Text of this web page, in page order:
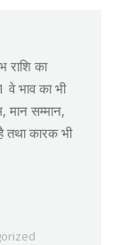
राशि का
भाव का भी
मान सम्मान,
तथा कारक भी